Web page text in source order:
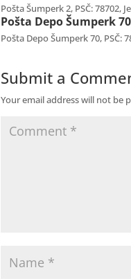
Pošta Šumperk 2, PSČ: 78702,
Pošta Depo Šumperk 70
Pošta Depo Šumperk 70, PSČ:
Submit a
Your email address will not be